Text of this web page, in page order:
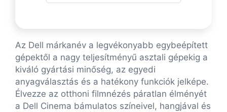
Az Dell márkanév a legvékonyabb egybeépített
gépektől a nagy teljesítményű asztali gépekig a
kiváló gyártási minőség, az egyedi
anyagválasztás és a hatékony funkciók jelképe.
Élvezze az otthoni filmnézés páratlan élményét
a Dell Cinema bámulatos színeivel, hangjával és